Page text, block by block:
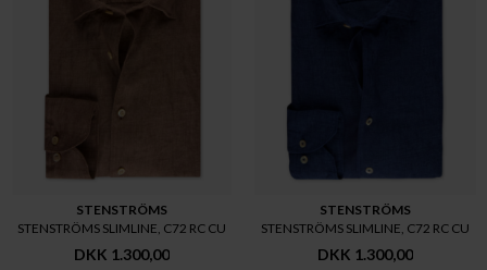
STENSTRÖMS
STENSTRÖMS SLIMLINE, C72 RC CU
DKK 1.300,00
STENSTRÖMS
STENSTRÖMS SLIMLINE, C72 RC CU
DKK 1.300,00